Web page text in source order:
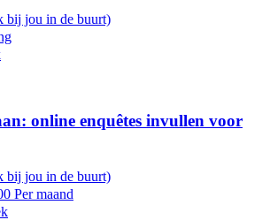
bij jou in de buurt)
online enquêtes invullen voor
bij jou in de buurt)
Per maand